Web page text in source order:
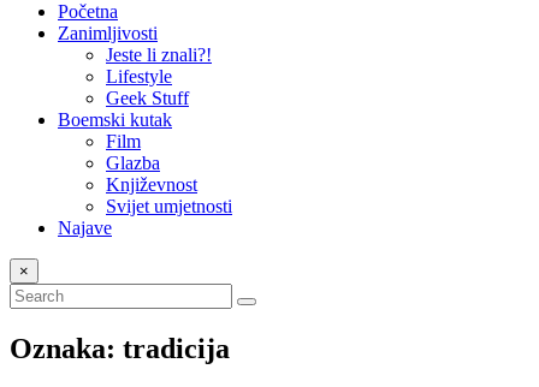
Početna
Zanimljivosti
Jeste li znali?!
Lifestyle
Geek Stuff
Boemski kutak
Film
Glazba
Književnost
Svijet umjetnosti
Najave
×
Oznaka: tradicija